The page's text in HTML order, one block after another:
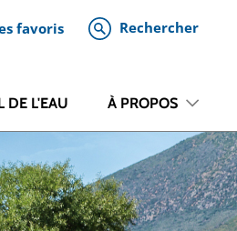
favoris Rechercher
DE L'EAU À PROPOS